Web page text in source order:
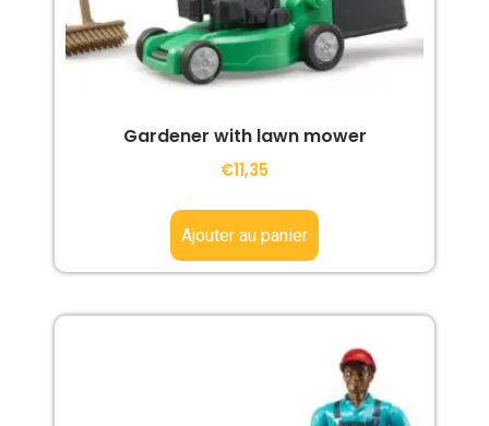
Gardener with lawn mower
€11,35
Ajouter au panier